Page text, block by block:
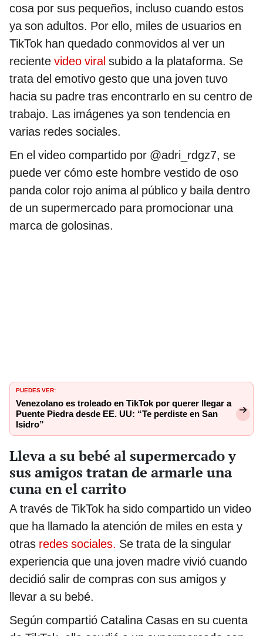
cosa por sus pequeños, incluso cuando estos
ya son adultos. Por ello, miles de usuarios en
TikTok han quedado conmovidos al ver un
reciente video viral subido a la plataforma. Se
trata del emotivo gesto que una joven tuvo
hacia su padre tras encontrarlo en su centro de
trabajo. Las imágenes ya son tendencia en
varias redes sociales.
En el video compartido por @adri_rdgz7, se
puede ver cómo este hombre vestido de oso
panda color rojo anima al público y baila dentro
de un supermercado para promocionar una
marca de golosinas.
PUEDES VER:
Venezolano es troleado en TikTok por querer llegar a
Puente Piedra desde EE. UU: “Te perdiste en San
Isidro”
Lleva a su bebé al supermercado y
sus amigos tratan de armarle una
cuna en el carrito
A través de TikTok ha sido compartido un video
que ha llamado la atención de miles en esta y
otras redes sociales. Se trata de la singular
experiencia que una joven madre vivió cuando
decidió salir de compras con sus amigos y
llevar a su bebé.
Según compartió Catalina Casas en su cuenta